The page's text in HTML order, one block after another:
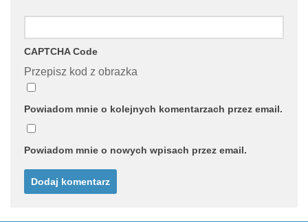
CAPTCHA Code
Przepisz kod z obrazka
Powiadom mnie o kolejnych komentarzach przez email.
Powiadom mnie o nowych wpisach przez email.